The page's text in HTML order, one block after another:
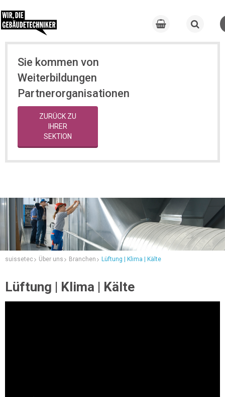
Sie kommen von
Weiterbildungen
Partnerorganisationen
ZURÜCK ZU
IHRER
SEKTION
suissetec Über uns Branchen Lüftung | Klima | Kälte
Lüftung | Klima | Kälte